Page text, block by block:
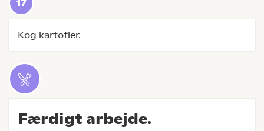
Kog kartofler.
Færdigt arbejde.